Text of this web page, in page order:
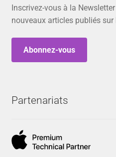
Inscrivez-vous à la
nouveaux articles publiés sur
Abonnez-vous
Partenariats